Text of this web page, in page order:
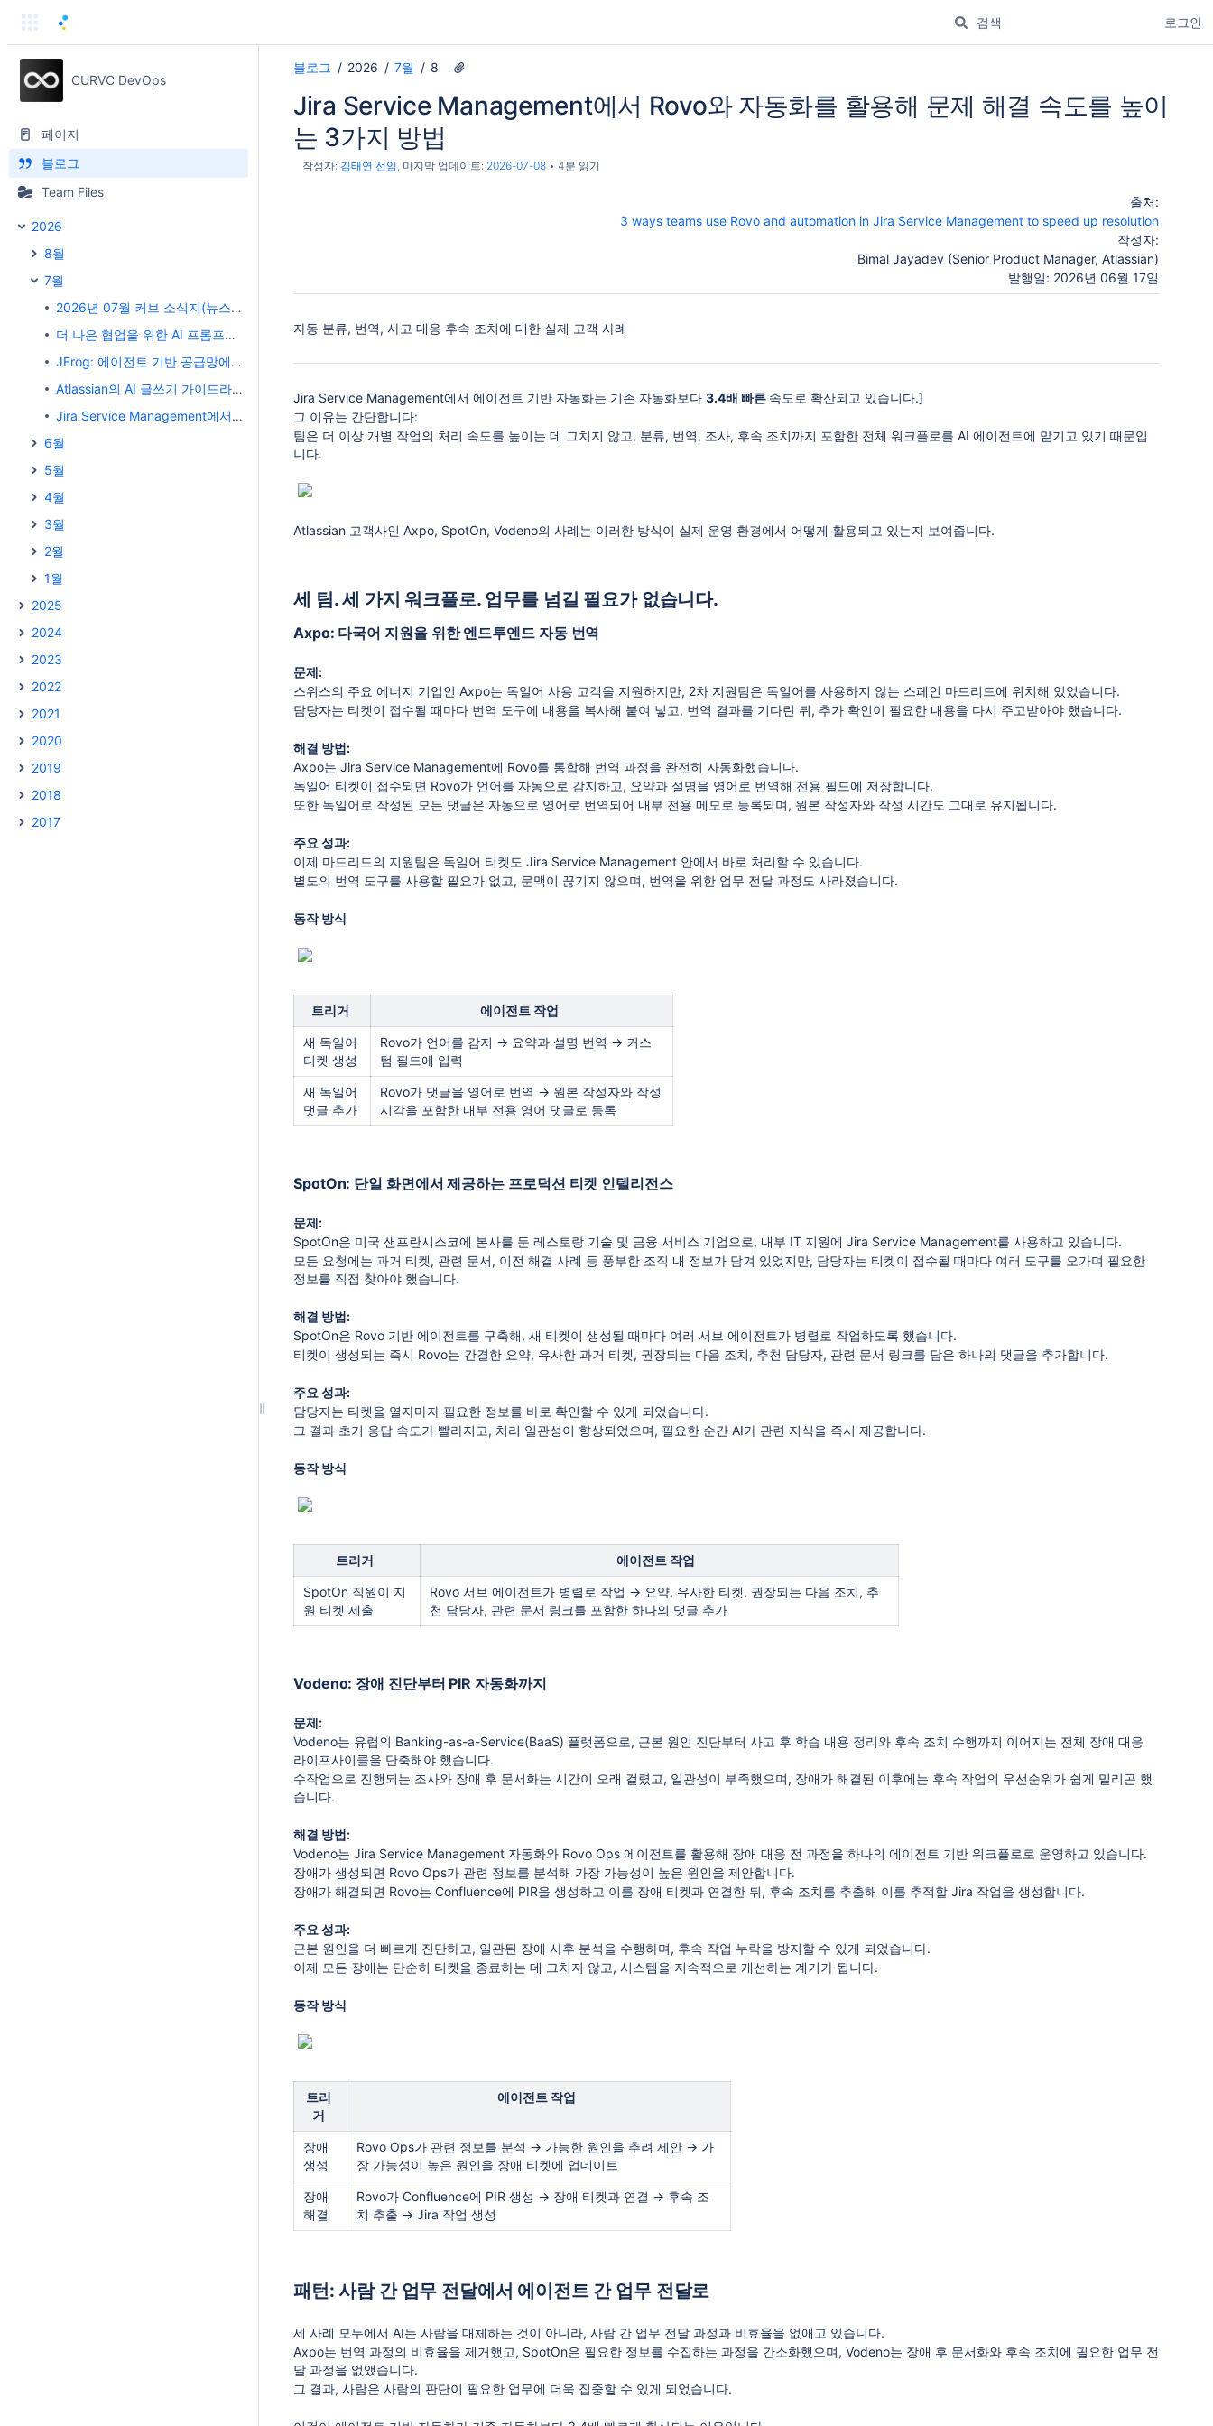
로그인
CURVC DevOps
페이지
블로그
Team Files
2026
8월
7월
2026년 07월 커브 소식지(뉴스레터)
더 나은 협업을 위한 AI 프롬프트 95가지
JFrog: 에이전트 기반 공급망에 대한 통제권 되찾기
Atlassian의 AI 글쓰기 가이드라인
Jira Service Management에서 Rovo와 자동화를 활용해 문제 해결 속도를 높이는 3가지 방법
6월
5월
4월
3월
2월
1월
2025
2024
2023
2022
2021
2020
2019
2018
2017
블로그 2026 7월 8
Jira Service Management에서 Rovo와 자동화를 활용해 문제 해결 속도를 높이
는 3가지 방법
작성자: 김태연 선임, 마지막 업데이트: 2026-07-08 4분 읽기
출처:
3 ways teams use Rovo and automation in Jira Service Management to speed up resolution
작성자:
Bimal Jayadev (Senior Product Manager, Atlassian)
발행일: 2026년 06월 17일
자동 분류, 번역, 사고 대응 후속 조치에 대한 실제 고객 사례
Jira Service Management에서 에이전트 기반 자동화는 기존 자동화보다 3.4배 빠른 속도로 확산되고 있습니다.]
그 이유는 간단합니다:
팀은 더 이상 개별 작업의 처리 속도를 높이는 데 그치지 않고, 분류, 번역, 조사, 후속 조치까지 포함한 전체 워크플로를 AI 에이전트에 맡기고 있기 때문입
니다.
Atlassian 고객사인 Axpo, SpotOn, Vodeno의 사례는 이러한 방식이 실제 운영 환경에서 어떻게 활용되고 있는지 보여줍니다.
세 팀. 세 가지 워크플로. 업무를 넘길 필요가 없습니다.
Axpo: 다국어 지원을 위한 엔드투엔드 자동 번역
문제:
스위스의 주요 에너지 기업인 Axpo는 독일어 사용 고객을 지원하지만, 2차 지원팀은 독일어를 사용하지 않는 스페인 마드리드에 위치해 있었습니다.
담당자는 티켓이 접수될 때마다 번역 도구에 내용을 복사해 붙여 넣고, 번역 결과를 기다린 뒤, 추가 확인이 필요한 내용을 다시 주고받아야 했습니다.
해결 방법:
Axpo는 Jira Service Management에 Rovo를 통합해 번역 과정을 완전히 자동화했습니다.
독일어 티켓이 접수되면 Rovo가 언어를 자동으로 감지하고, 요약과 설명을 영어로 번역해 전용 필드에 저장합니다.
또한 독일어로 작성된 모든 댓글은 자동으로 영어로 번역되어 내부 전용 메모로 등록되며, 원본 작성자와 작성 시간도 그대로 유지됩니다.
주요 성과:
이제 마드리드의 지원팀은 독일어 티켓도 Jira Service Management 안에서 바로 처리할 수 있습니다.
별도의 번역 도구를 사용할 필요가 없고, 문맥이 끊기지 않으며, 번역을 위한 업무 전달 과정도 사라졌습니다.
동작 방식
트리거 에이전트 작업
새 독일어
티켓 생성
Rovo가 언어를 감지 → 요약과 설명 번역 → 커스
텀 필드에 입력
새 독일어
댓글 추가
Rovo가 댓글을 영어로 번역 → 원본 작성자와 작성
시각을 포함한 내부 전용 영어 댓글로 등록
SpotOn: 단일 화면에서 제공하는 프로덕션 티켓 인텔리전스
문제:
SpotOn은 미국 샌프란시스코에 본사를 둔 레스토랑 기술 및 금융 서비스 기업으로, 내부 IT 지원에 Jira Service Management를 사용하고 있습니다.
모든 요청에는 과거 티켓, 관련 문서, 이전 해결 사례 등 풍부한 조직 내 정보가 담겨 있었지만, 담당자는 티켓이 접수될 때마다 여러 도구를 오가며 필요한
정보를 직접 찾아야 했습니다.
해결 방법:
SpotOn은 Rovo 기반 에이전트를 구축해, 새 티켓이 생성될 때마다 여러 서브 에이전트가 병렬로 작업하도록 했습니다.
티켓이 생성되는 즉시 Rovo는 간결한 요약, 유사한 과거 티켓, 권장되는 다음 조치, 추천 담당자, 관련 문서 링크를 담은 하나의 댓글을 추가합니다.
주요 성과:
담당자는 티켓을 열자마자 필요한 정보를 바로 확인할 수 있게 되었습니다.
그 결과 초기 응답 속도가 빨라지고, 처리 일관성이 향상되었으며, 필요한 순간 AI가 관련 지식을 즉시 제공합니다.
동작 방식
트리거 에이전트 작업
SpotOn 직원이 지
원 티켓 제출
Rovo 서브 에이전트가 병렬로 작업 → 요약, 유사한 티켓, 권장되는 다음 조치, 추
천 담당자, 관련 문서 링크를 포함한 하나의 댓글 추가
Vodeno: 장애 진단부터 PIR 자동화까지
문제:
Vodeno는 유럽의 Banking-as-a-Service(BaaS) 플랫폼으로, 근본 원인 진단부터 사고 후 학습 내용 정리와 후속 조치 수행까지 이어지는 전체 장애 대응
라이프사이클을 단축해야 했습니다.
수작업으로 진행되는 조사와 장애 후 문서화는 시간이 오래 걸렸고, 일관성이 부족했으며, 장애가 해결된 이후에는 후속 작업의 우선순위가 쉽게 밀리곤 했
습니다.
해결 방법:
Vodeno는 Jira Service Management 자동화와 Rovo Ops 에이전트를 활용해 장애 대응 전 과정을 하나의 에이전트 기반 워크플로로 운영하고 있습니다.
장애가 생성되면 Rovo Ops가 관련 정보를 분석해 가장 가능성이 높은 원인을 제안합니다.
장애가 해결되면 Rovo는 Confluence에 PIR을 생성하고 이를 장애 티켓과 연결한 뒤, 후속 조치를 추출해 이를 추적할 Jira 작업을 생성합니다.
주요 성과:
근본 원인을 더 빠르게 진단하고, 일관된 장애 사후 분석을 수행하며, 후속 작업 누락을 방지할 수 있게 되었습니다.
이제 모든 장애는 단순히 티켓을 종료하는 데 그치지 않고, 시스템을 지속적으로 개선하는 계기가 됩니다.
동작 방식
트리
거
에이전트 작업
장애
생성
Rovo Ops가 관련 정보를 분석 → 가능한 원인을 추려 제안 → 가
장 가능성이 높은 원인을 장애 티켓에 업데이트
장애
해결
Rovo가 Confluence에 PIR 생성 → 장애 티켓과 연결 → 후속 조
치 추출 → Jira 작업 생성
패턴: 사람 간 업무 전달에서 에이전트 간 업무 전달로
세 사례 모두에서 AI는 사람을 대체하는 것이 아니라, 사람 간 업무 전달 과정과 비효율을 없애고 있습니다.
Axpo는 번역 과정의 비효율을 제거했고, SpotOn은 필요한 정보를 수집하는 과정을 간소화했으며, Vodeno는 장애 후 문서화와 후속 조치에 필요한 업무 전
달 과정을 없앴습니다.
그 결과, 사람은 사람의 판단이 필요한 업무에 더욱 집중할 수 있게 되었습니다.